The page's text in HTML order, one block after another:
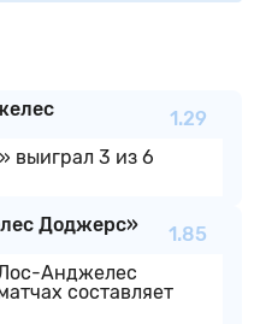
1.29
выиграл 3 из 6
Доджерс»
1.85
Анджелес
составляет